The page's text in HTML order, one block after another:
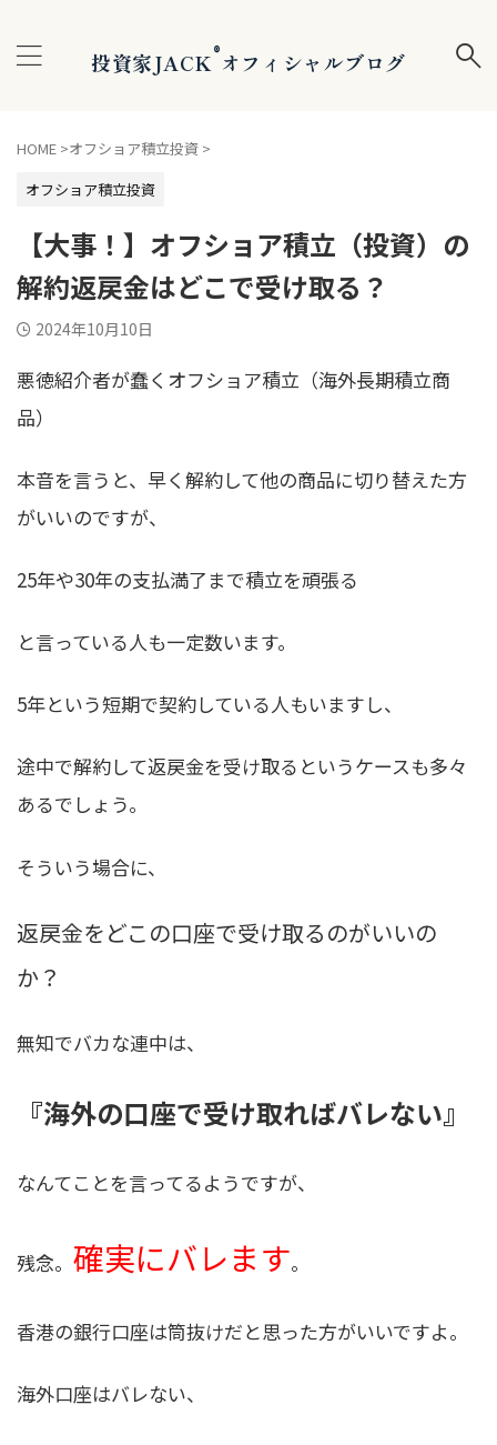
投資家JACK®オフィシャルブログ
HOME >オフショア積立投資 >
オフショア積立投資
【大事！】オフショア積立（投資）の
解約返戻金はどこで受け取る？
2024年10月10日
悪徳紹介者が蠢くオフショア積立（海外長期積立商
品）
本音を言うと、早く解約して他の商品に切り替えた方
がいいのですが、
25年や30年の支払満了まで積立を頑張る
と言っている人も一定数います。
5年という短期で契約している人もいますし、
途中で解約して返戻金を受け取るというケースも多々
あるでしょう。
そういう場合に、
返戻金をどこの口座で受け取るのがいいの
か？
無知でバカな連中は、
『海外の口座で受け取ればバレない』
なんてことを言ってるようですが、
残念。 確実にバレます。
香港の銀行口座は筒抜けだと思った方がいいですよ。
海外口座はバレない、